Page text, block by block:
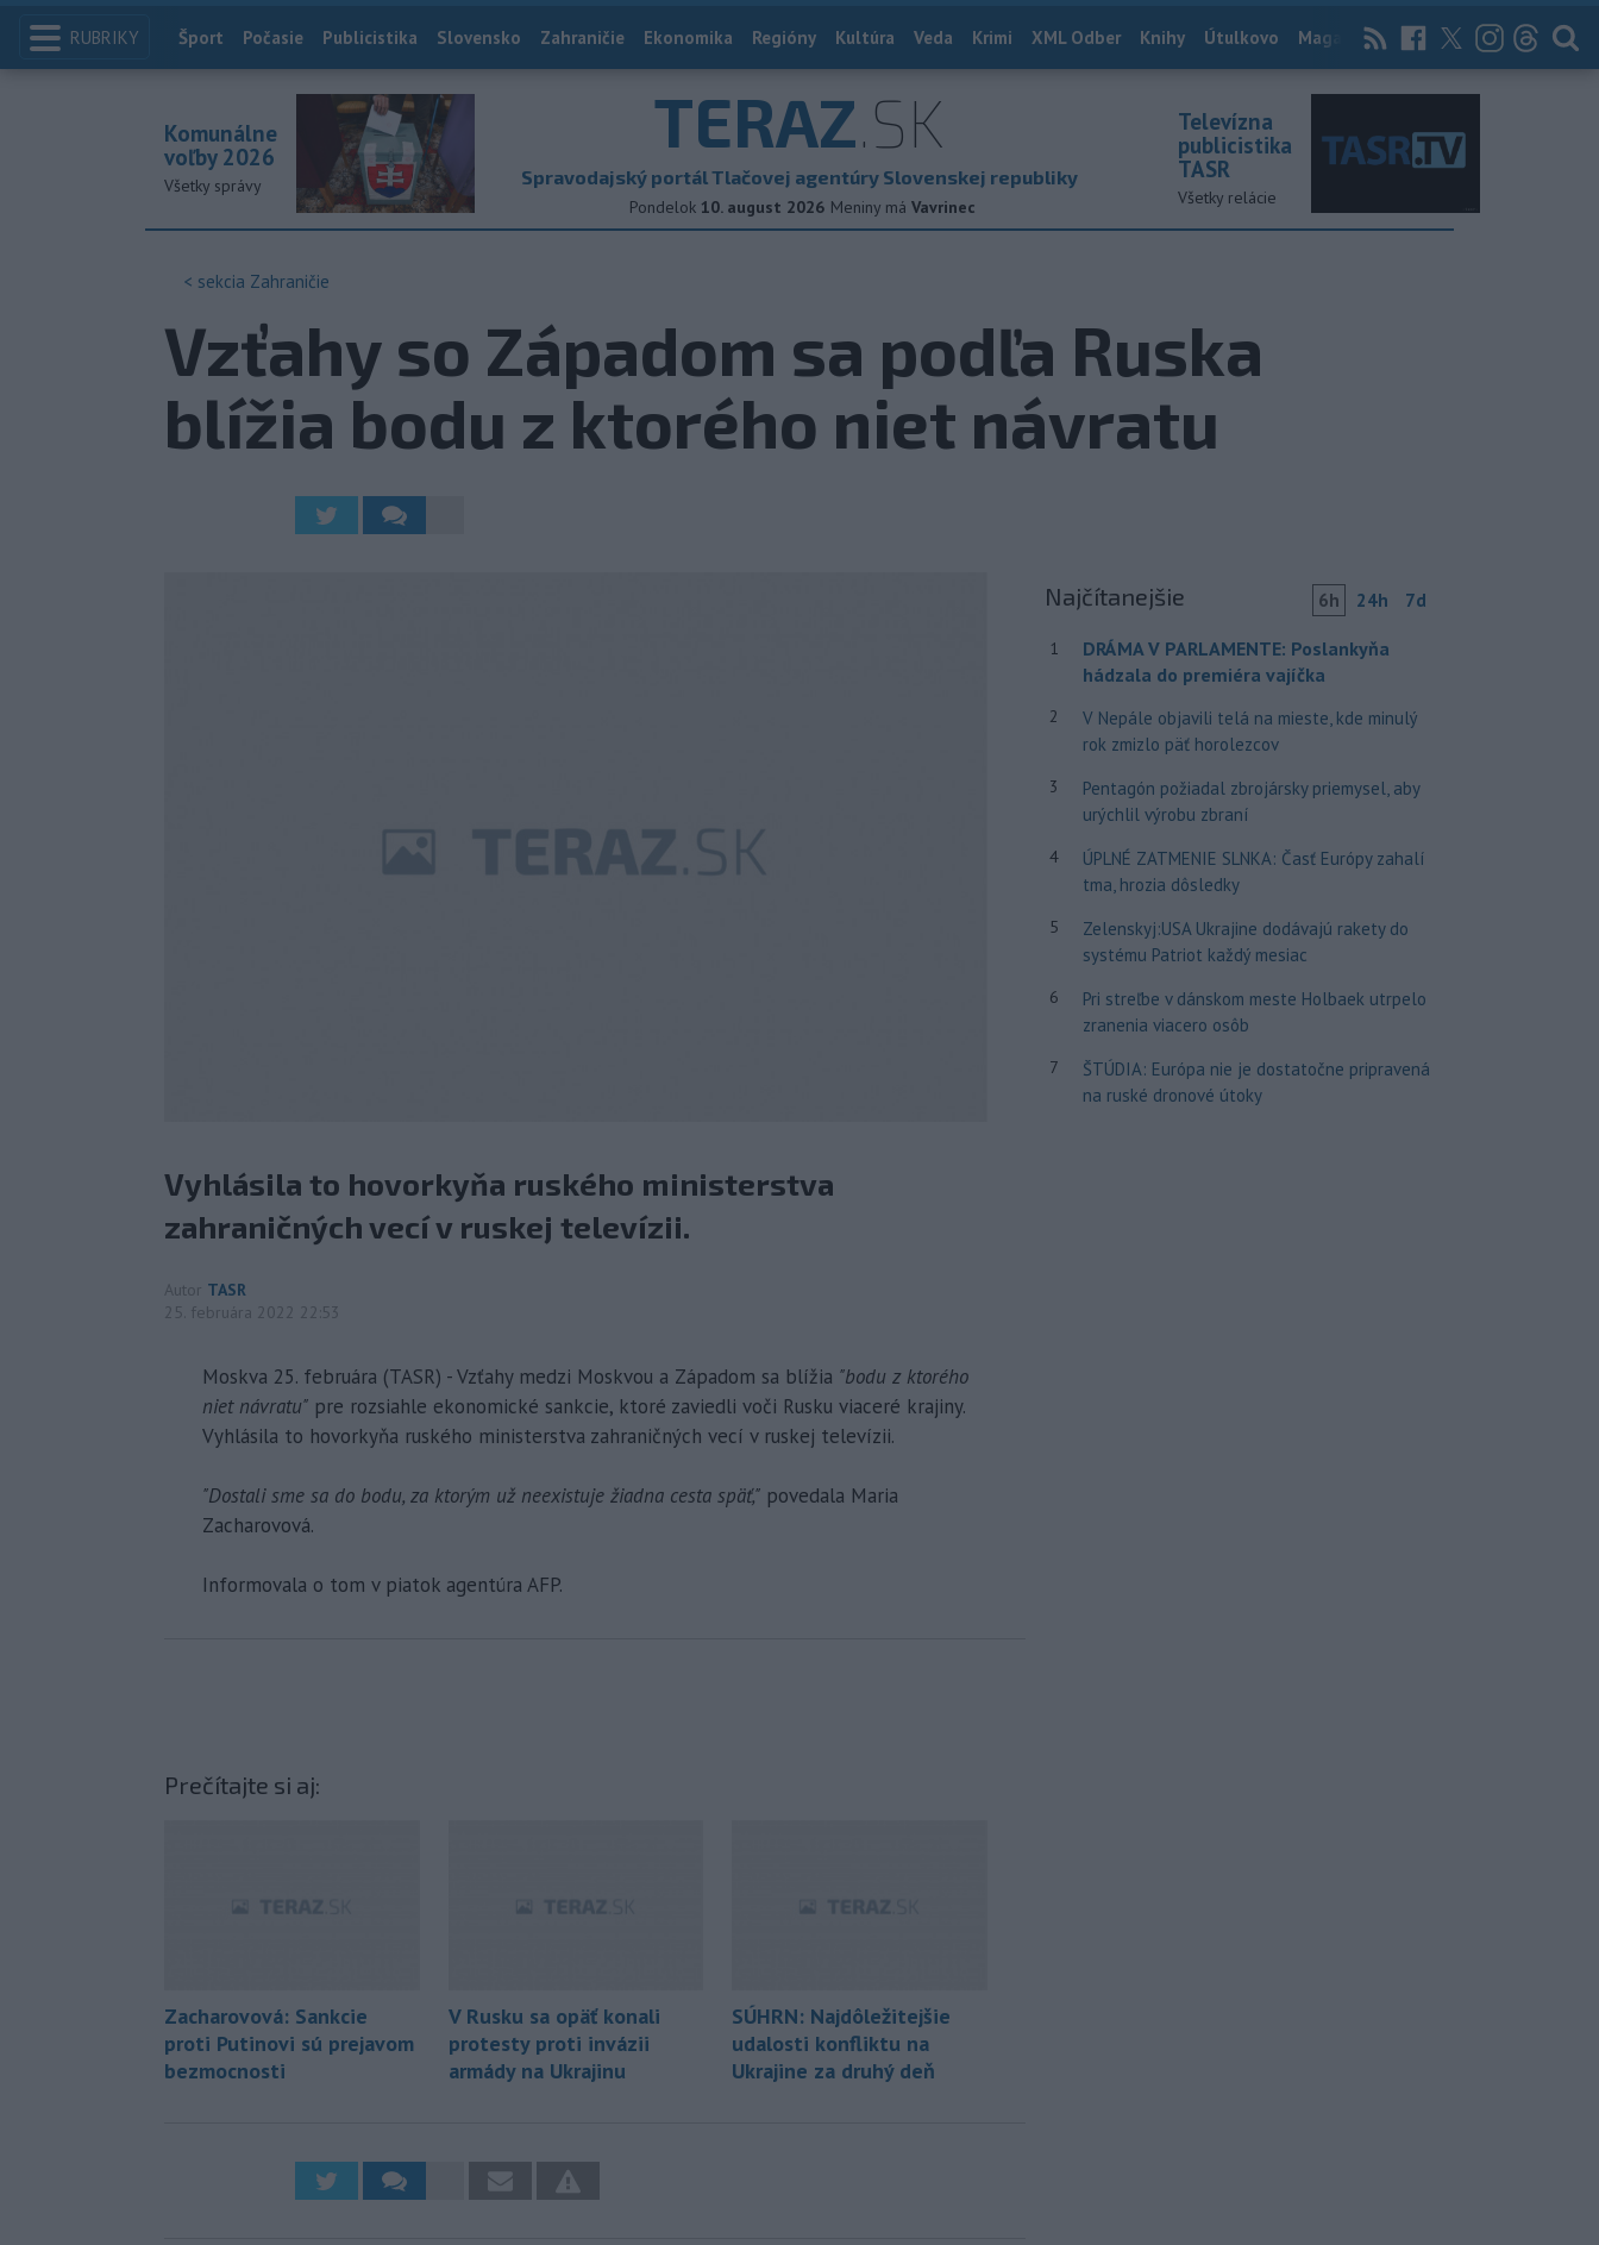
RUBRIKY Index
Šport Počasie Publicistika Slovensko Zahraničie Ekonomika Regióny Kultúra Veda Krimi XML Odber Knihy Útulkovo Magazín News Now Archív
TERAZ.SK
Spravodajský portál Tlačovej agentúry Slovenskej republiky
Pondelok 10. august 2026 Meniny má Vavrinec
Komunálne
voľby 2026
Všetky správy
Televízna
publicistika
TASR
Všetky relácie
< sekcia Zahraničie
Vzťahy so Západom sa podľa Ruska
blížia bodu z ktorého niet návratu
Vyhlásila to hovorkyňa ruského ministerstva
zahraničných vecí v ruskej televízii.
Autor TASR
25. februára 2022 22:53
Moskva 25. februára (TASR) - Vzťahy medzi Moskvou a Západom sa blížia "bodu z ktorého
niet návratu" pre rozsiahle ekonomické sankcie, ktoré zaviedli voči Rusku viaceré krajiny.
Vyhlásila to hovorkyňa ruského ministerstva zahraničných vecí v ruskej televízii.
"Dostali sme sa do bodu, za ktorým už neexistuje žiadna cesta späť," povedala Maria
Zacharovová.
Informovala o tom v piatok agentúra AFP.
Prečítajte si aj:
Zacharovová: Sankcie
proti Putinovi sú prejavom
bezmocnosti
V Rusku sa opäť konali
protesty proti invázii
armády na Ukrajinu
SÚHRN: Najdôležitejšie
udalosti konfliktu na
Ukrajine za druhý deň
Najčítanejšie 6h 24h 7d
1
DRÁMA V PARLAMENTE: Poslankyňa
hádzala do premiéra vajíčka
2
V Nepále objavili telá na mieste, kde minulý
rok zmizlo päť horolezcov
3
Pentagón požiadal zbrojársky priemysel, aby
urýchlil výrobu zbraní
4
ÚPLNÉ ZATMENIE SLNKA: Časť Európy zahalí
tma, hrozia dôsledky
5
Zelenskyj:USA Ukrajine dodávajú rakety do
systému Patriot každý mesiac
6
Pri streľbe v dánskom meste Holbaek utrpelo
zranenia viacero osôb
7
ŠTÚDIA: Európa nie je dostatočne pripravená
na ruské dronové útoky